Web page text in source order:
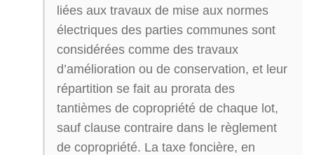
liées aux travaux de mise aux normes
électriques des parties communes sont
considérées comme des travaux
d’amélioration ou de conservation, et leur
répartition se fait au prorata des
tantièmes de copropriété de chaque lot,
sauf clause contraire dans le règlement
de copropriété. La taxe foncière, en